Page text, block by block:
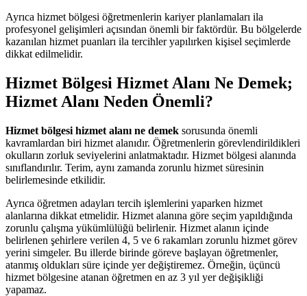
Ayrıca hizmet bölgesi öğretmenlerin kariyer planlamaları ila
profesyonel gelişimleri açısından önemli bir faktördür. Bu bölgelerde
kazanılan hizmet puanları ila tercihler yapılırken kişisel seçimlerde
dikkat edilmelidir.
Hizmet Bölgesi Hizmet Alanı Ne Demek;
Hizmet Alanı Neden Önemli?
Hizmet bölgesi hizmet alanı ne demek sorusunda önemli
kavramlardan biri hizmet alanıdır. Öğretmenlerin görevlendirildikleri
okulların zorluk seviyelerini anlatmaktadır. Hizmet bölgesi alanında
sınıflandırılır. Terim, aynı zamanda zorunlu hizmet süresinin
belirlemesinde etkilidir.
Ayrıca öğretmen adayları tercih işlemlerini yaparken hizmet
alanlarına dikkat etmelidir. Hizmet alanına göre seçim yapıldığında
zorunlu çalışma yükümlülüğü belirlenir. Hizmet alanın içinde
belirlenen şehirlere verilen 4, 5 ve 6 rakamları zorunlu hizmet görev
yerini simgeler. Bu illerde birinde göreve başlayan öğretmenler,
atanmış oldukları süre içinde yer değiştiremez. Örneğin, üçüncü
hizmet bölgesine atanan öğretmen en az 3 yıl yer değişikliği
yapamaz.